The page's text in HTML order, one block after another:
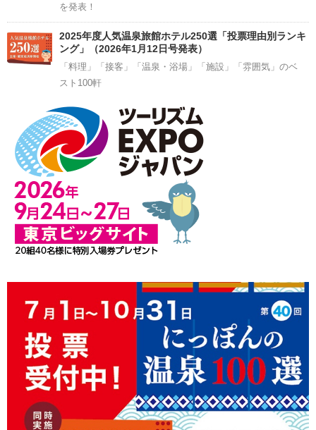
を発表！
2025年度人気温泉旅館ホテル250選「投票理由別ランキ
ング」（2026年1月12日号発表）
「料理」「接客」「温泉・浴場」「施設」「雰囲気」のベ
スト100軒